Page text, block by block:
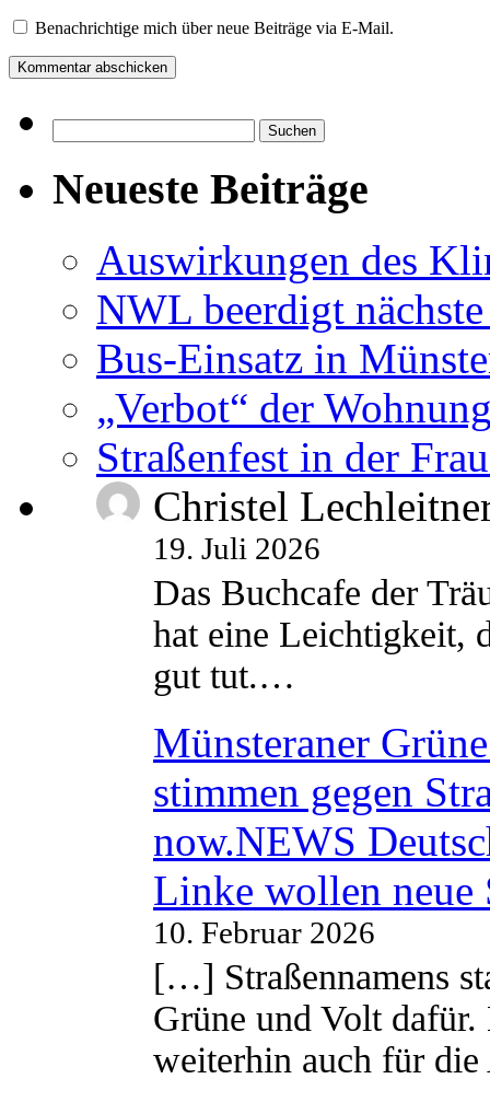
Benachrichtige mich über neue Beiträge via E-Mail.
nach:
Neueste Beiträge
Auswirkungen des
NWL beerdigt
Bus-Einsatz in
„Verbot“ der
Straßenfest in der
Christel
19. Juli 2026
Das Buchcafe der
hat eine Leichtigkeit,
gut tut.…
Münsteraner
stimmen gegen
now.NEWS
Linke wollen neue
10. Februar 2026
[…] Straßennamens
Grüne und Volt
weiterhin auch für